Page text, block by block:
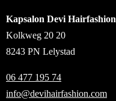
Kapsalon Devi Hairfashion
Kolkweg 20 20
8243 PN Lelystad
06 477 195 74
info@devihairfashion.com